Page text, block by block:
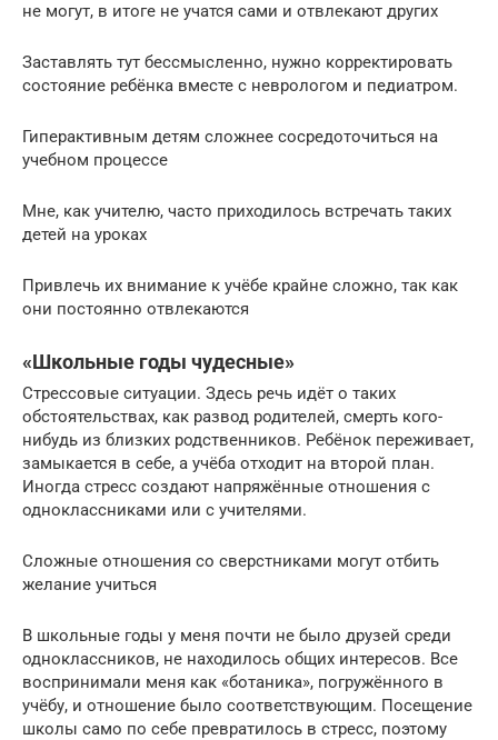
не могут, в итоге не учатся сами и отвлекают других
Заставлять тут бессмысленно, нужно корректировать
состояние ребёнка вместе с неврологом и педиатром.
Гиперактивным детям сложнее сосредоточиться на
учебном процессе
Мне, как учителю, часто приходилось встречать таких
детей на уроках
Привлечь их внимание к учёбе крайне сложно, так как
они постоянно отвлекаются
«Школьные годы чудесные»
Стрессовые ситуации. Здесь речь идёт о таких
обстоятельствах, как развод родителей, смерть кого-
нибудь из близких родственников. Ребёнок переживает,
замыкается в себе, а учёба отходит на второй план.
Иногда стресс создают напряжённые отношения с
одноклассниками или с учителями.
Сложные отношения со сверстниками могут отбить
желание учиться
В школьные годы у меня почти не было друзей среди
одноклассников, не находилось общих интересов. Все
воспринимали меня как «ботаника», погружённого в
учёбу, и отношение было соответствующим. Посещение
школы само по себе превратилось в стресс, поэтому